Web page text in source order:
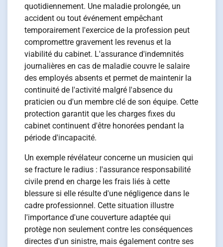
quotidiennement. Une maladie prolongée, un
accident ou tout événement empêchant
temporairement l'exercice de la profession peut
compromettre gravement les revenus et la
viabilité du cabinet. L'assurance d'indemnités
journalières en cas de maladie couvre le salaire
des employés absents et permet de maintenir la
continuité de l'activité malgré l'absence du
praticien ou d'un membre clé de son équipe. Cette
protection garantit que les charges fixes du
cabinet continuent d'être honorées pendant la
période d'incapacité.
Un exemple révélateur concerne un musicien qui
se fracture le radius : l'assurance responsabilité
civile prend en charge les frais liés à cette
blessure si elle résulte d'une négligence dans le
cadre professionnel. Cette situation illustre
l'importance d'une couverture adaptée qui
protège non seulement contre les conséquences
directes d'un sinistre, mais également contre ses